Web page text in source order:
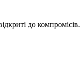
до компромісів.